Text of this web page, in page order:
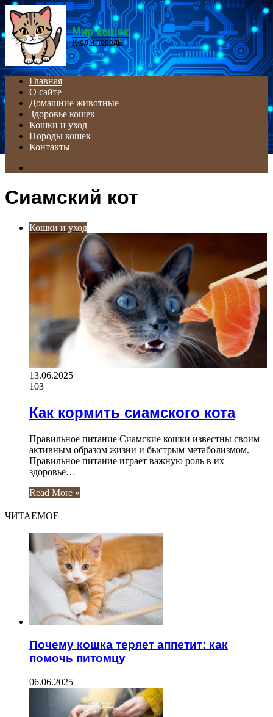
Menu
Мир кошек
Уход и породы
Главная
О сайте
Домашние животные
Здоровье кошек
Кошки и уход
Породы кошек
Контакты
Сиамский кот
Кошки и уход
13.06.2025
103
Как кормить сиамского кота
Правильное питание Сиамские кошки известны своим
активным образом жизни и быстрым метаболизмом.
Правильное питание играет важную роль в их
здоровье…
Read More »
ЧИТАЕМОЕ
Почему кошка теряет аппетит: как
помочь питомцу
06.06.2025